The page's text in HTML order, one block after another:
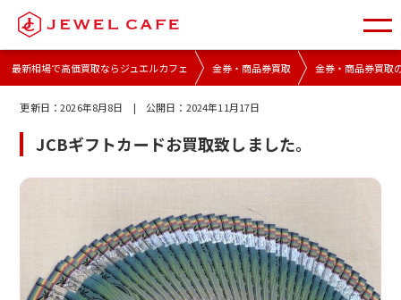
最新相場で高価買取ならジュエルカフェ 金券・商品券買取 金券・商品券買取
更新日：2026年8月8日 | 公開日： 2024年11月17日
JCBギフトカードお買取致しました。